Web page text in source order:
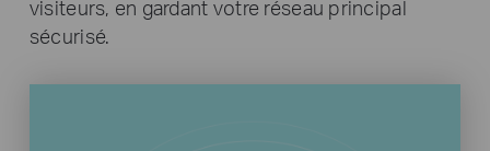
visiteurs, en gardant votre réseau principal
sécurisé.